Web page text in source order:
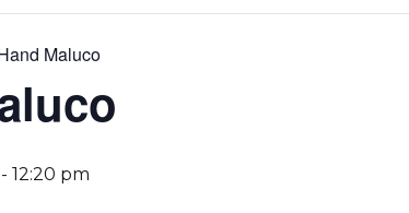
Maluco
- 12:20 pm